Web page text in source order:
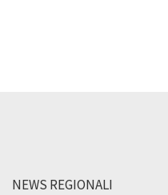
NEWS REGIONALI